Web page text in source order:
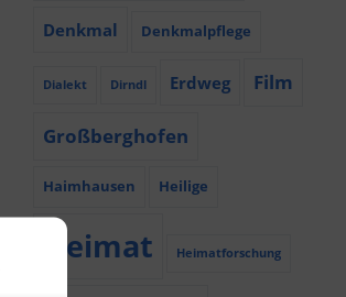
Denkmal Denkmalpflege
Dialekt Dirndl Erdweg Film
Großberghofen
Haimhausen Heilige
Heimat Heimatforschung